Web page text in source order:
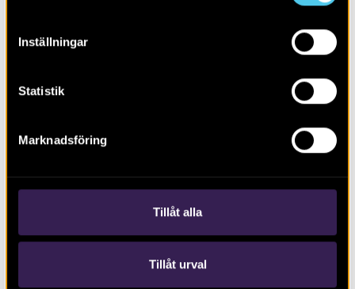
Inställningar
Statistik
Marknadsföring
Tillåt alla
Tillåt urval
RAPPORT 2017:127
Trafikplats Lunds Södra på väg E22